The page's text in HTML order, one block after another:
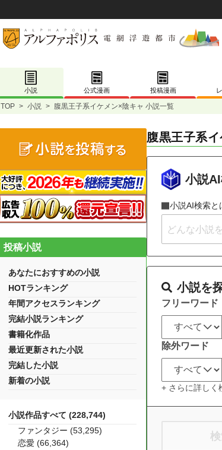
小説 公式漫画 投稿漫画
TOP > 小説 > 腹黒王子系イケメン×陰キャ 小説一覧
腹黒王子系
小説
小説AI検索と
小説を
フリーワード
除外ワード
+ さらに詳しく
投稿小説
あなたにおすすめの小説
HOTランキング
年間アクセスランキング
完結小説ランキング
書籍化作品
最近更新された小説
完結した小説
新着の小説
小説作品すべて (228,744)
ファンタジー (53,295)
恋愛 (66,364)